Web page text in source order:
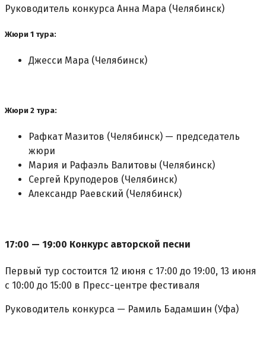
Руководитель конкурса Анна Мара (Челябинск)
Жюри 1 тура:
Джесси Мара (Челябинск)
Жюри 2 тура:
Рафкат Мазитов (Челябинск) — председатель
жюри
Мария и Рафаэль Валитовы (Челябинск)
Сергей Круподеров (Челябинск)
Александр Раевский (Челябинск)
17:00 — 19:00 Конкурс авторской песни
Первый тур состоится 12 июня с 17:00 до 19:00, 13 июня
с 10:00 до 15:00 в Пресс-центре фестиваля
Руководитель конкурса — Рамиль Бадамшин (Уфа)